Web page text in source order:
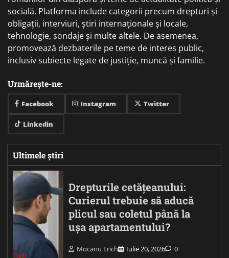
socială. Platforma include categorii precum drepturi și
obligații, interviuri, știri internaționale și locale,
tehnologie, sondaje și multe altele. De asemenea,
promovează dezbaterile pe teme de interes public,
inclusiv subiecte legate de justiție, muncă și familie.
Urmărește-ne:
Facebook Instagram Twitter
Linkedin
Ultimele știri
Drepturile cetățeanului:
Curierul trebuie să aducă
plicul sau coletul până la
ușa apartamentului?
Mocanu Erich Iulie 20, 2026 0